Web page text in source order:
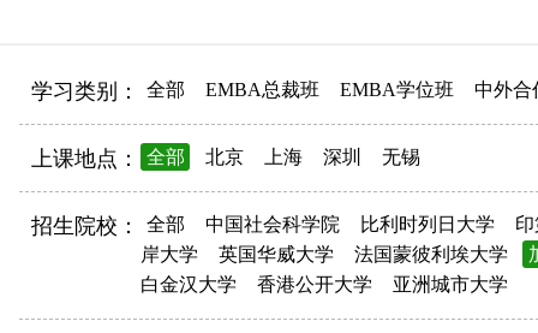
学习类别： 全部 EMBA总裁班 EMBA学位班 中外合
上课地点： 全部 北京 上海 深圳 无锡
招生院校： 全部 中国社会科学院 比利时列日大学
岸大学
英国华威大学 法国蒙彼利埃大学
白金汉大学
香港公开大学 亚洲城市大学